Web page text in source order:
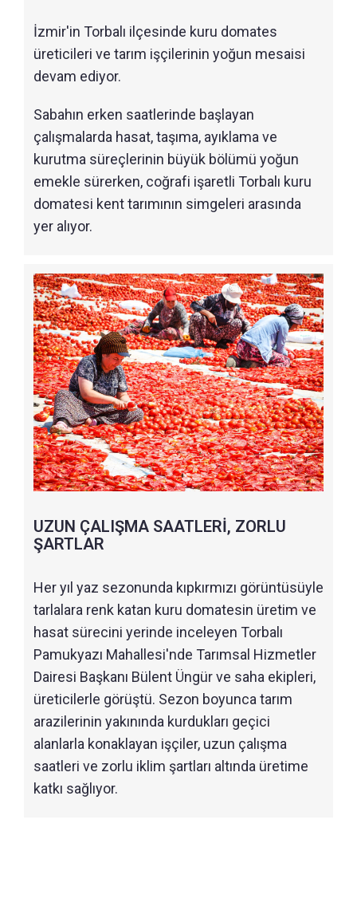
İzmir'in Torbalı ilçesinde kuru domates
üreticileri ve tarım işçilerinin yoğun mesaisi
devam ediyor.
Sabahın erken saatlerinde başlayan
çalışmalarda hasat, taşıma, ayıklama ve
kurutma süreçlerinin büyük bölümü yoğun
emekle sürerken, coğrafi işaretli Torbalı kuru
domatesi kent tarımının simgeleri arasında
yer alıyor.
UZUN ÇALIŞMA SAATLERİ, ZORLU
ŞARTLAR
Her yıl yaz sezonunda kıpkırmızı görüntüsüyle
tarlalara renk katan kuru domatesin üretim ve
hasat sürecini yerinde inceleyen Torbalı
Pamukyazı Mahallesi'nde Tarımsal Hizmetler
Dairesi Başkanı Bülent Üngür ve saha ekipleri,
üreticilerle görüştü. Sezon boyunca tarım
arazilerinin yakınında kurdukları geçici
alanlarla konaklayan işçiler, uzun çalışma
saatleri ve zorlu iklim şartları altında üretime
katkı sağlıyor.